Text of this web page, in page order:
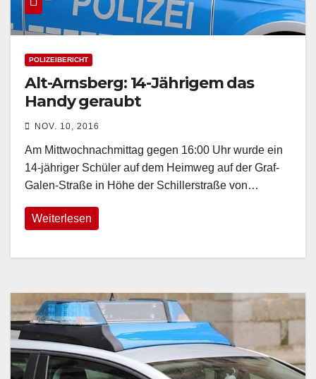
POLIZEIBERICHT
Alt-Arnsberg: 14-Jährigem das
Handy geraubt
NOV. 10, 2016
Am Mittwochnachmittag gegen 16:00 Uhr wurde ein
14-jähriger Schüler auf dem Heimweg auf der Graf-
Galen-Straße in Höhe der Schillerstraße von…
Weiterlesen